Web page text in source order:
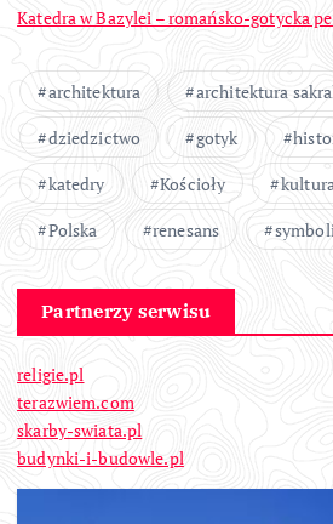
Katedra w Bazylei – romańsko-gotycka
architektura architektura
dziedzictwo
gotyk
katedry
Kościoły kultura
Polska
renesans
Partnerzy serwisu
religie.pl
terazwiem.com
skarby-swiata.pl
budynki-i-budowle.pl